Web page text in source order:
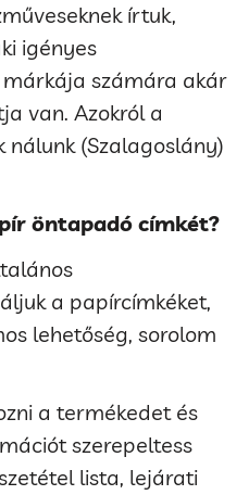
írtuk,
igényes
számára akár
van. Azokról a
(Szalagoslány)
öntapadó címkét?
a papírcímkéket,
lehetőség, sorolom
a termékedet és
szerepeltess
lista, lejárati